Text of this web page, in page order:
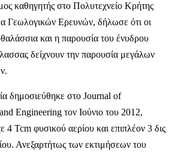
καθηγητής στο Πολυτεχνείο Κρήτης
Γεωλογικών Ερευνών, δήλωσε ότι οι
και η παρουσία του ένυδρου
δείχνουν την παρουσία μεγάλων
δημοσιεύθηκε στο Journal of
Engineering τον Ιούνιο του 2012,
4 Tcm φυσικού αερίου και επιπλέον 3 δις
Ανεξαρτήτως των εκτιμήσεων του